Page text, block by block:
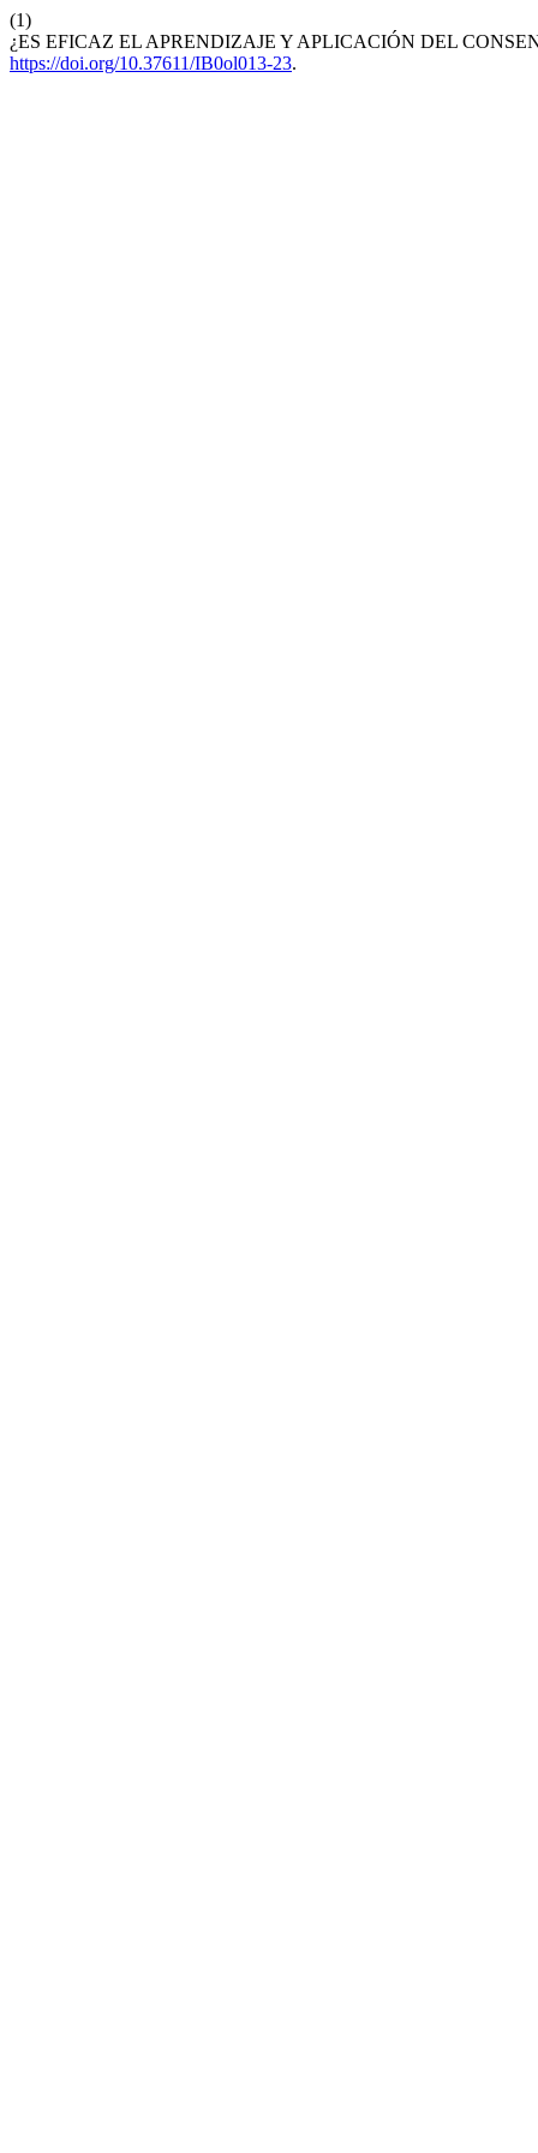
(1)
¿ES EFICAZ EL APRENDIZAJE Y APLICACIÓN DEL
https://doi.org/10.37611/IB0ol013-23.